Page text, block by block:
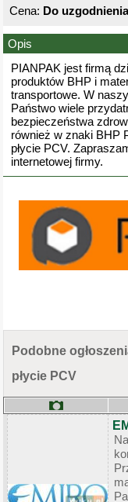
Cena: Do uzgodnienia
Opis
PIANPAK jest firmą
produktów BHP i
transportowe. W
Państwo wiele
bezpieczeństwa
również w znaki BHP
płycie PCV.
internetowej firmy.
Podobne
płycie PCV